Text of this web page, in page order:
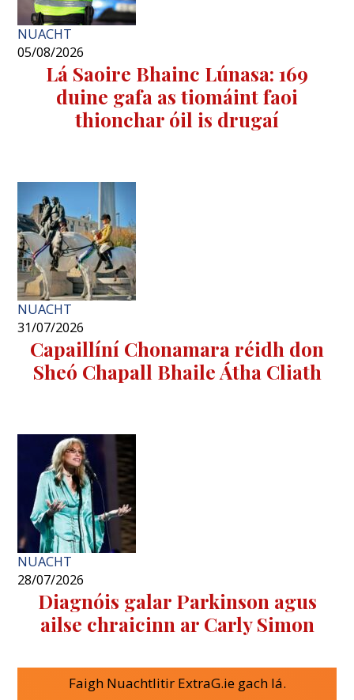
NUACHT
05/08/2026
Lá Saoire Bhainc Lúnasa: 169
duine gafa as tiomáint faoi
thionchar óil is drugaí
NUACHT
31/07/2026
Capaillíní Chonamara réidh don
Sheó Chapall Bhaile Átha Cliath
NUACHT
28/07/2026
Diagnóis galar Parkinson agus
ailse chraicinn ar Carly Simon
Faigh Nuachtlitir ExtraG.ie gach lá.